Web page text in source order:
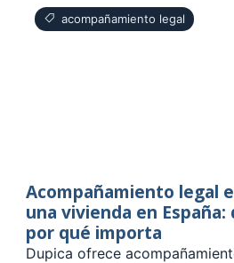
acompañamiento legal
Acompañamiento legal
una vivienda en
por qué importa
Dupica ofrece